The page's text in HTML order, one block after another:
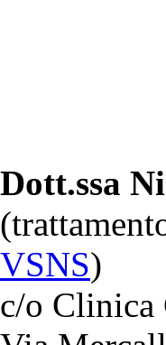
Dott.ssa
VSNS)
c/o